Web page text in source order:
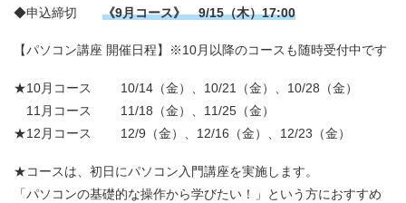
◆申込締切 《9月コース》 9/15（木）17:00
【パソコン講座 開催日程】※10月以降のコースも随時受付中です
★10月コース 10/14（金）、10/21（金）、10/28（金）
11月コース 11/18（金）、11/25（金）
★12月コース 12/9（金）、12/16（金）、12/23（金）
★コースは、初日にパソコン入門講座を実施します。
「パソコンの基礎的な操作から学びたい！」という方におすすめ